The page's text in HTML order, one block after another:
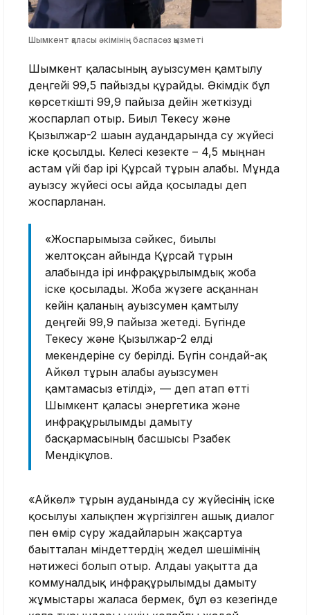
Шымкент қаласы әкімінің баспасөз қызметі
Шымкент қаласының ауызсумен қамтылу
деңгейі 99,5 пайызды құрайды. Әкімдік бұл
көрсеткішті 99,9 пайызға дейін жеткізуді
жоспарлап отыр. Биыл Текесу және
Қызылжар-2 шағын аудандарында су жүйесі
іске қосылды. Келесі кезекте – 4,5 мыңнан
астам үйі бар ірі Құрсай тұрғын алабы. Мұнда
ауызсу жүйесі осы айда қосылады деп
жоспарланған.
«Жоспарымызға сәйкес, биылғы
желтоқсан айында Құрсай тұрғын
алабында ірі инфрақұрылымдық жоба
іске қосылады. Жоба жүзеге асқаннан
кейін қаланың ауызсумен қамтылу
деңгейі 99,9 пайызға жетеді. Бүгінде
Текесу және Қызылжар-2 елді
мекендеріне су берілді. Бүгін сондай-ақ
Айкөл тұрғын алабы ауызсумен
қамтамасыз етілді», — деп атап өтті
Шымкент қаласы энергетика және
инфрақұрылымды дамыту
басқармасының басшысы Рзабек
Мендікұлов.
«Айкөл» тұрғын ауданында су жүйесінің іске
қосылуы халықпен жүргізілген ашық диалог
пен өмір сүру жағдайларын жақсартуға
бағытталған міндеттердің жедел шешімінің
нәтижесі болып отыр. Алдағы уақытта да
коммуналдық инфрақұрылымды дамыту
жұмыстары жалғаса бермек, бұл өз кезегінде